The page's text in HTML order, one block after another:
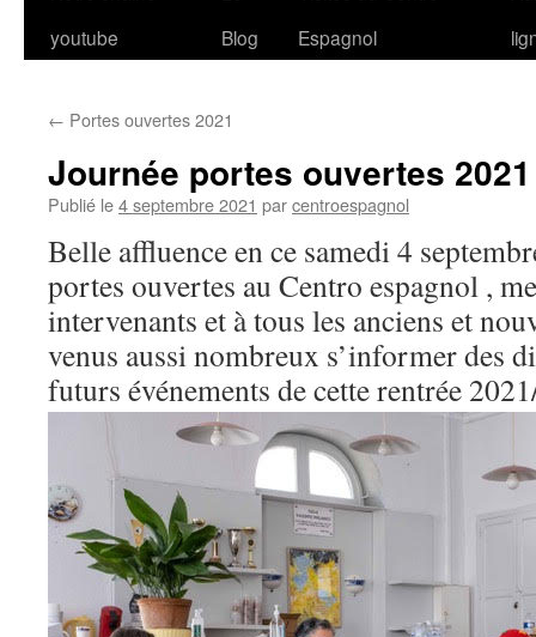
youtube
Blog
Espagnol
← Portes ouvertes 2021
Journée portes ouvertes 2021
Publié le4 septembre 2021 parcentroespagnol
Belle affluence en ce samedi 4
portes ouvertes au Centro espagnol ,
intervenants et à tous les anciens et
venus aussi nombreux s’informer des
futurs événements de cette rentrée